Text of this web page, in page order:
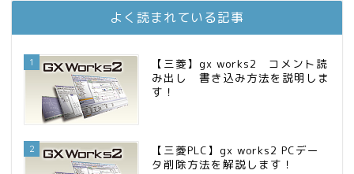
お金に困らない生活（インデックス投資ブログ）
よく読まれている記事
1
【三菱】gx works2 コメント読
み出し 書き込み方法を説明しま
す！
2
【三菱PLC】gx works2 PCデー
タ削除方法を解説します！